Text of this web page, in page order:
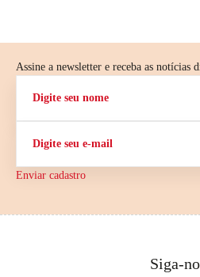
Assine a newsletter e receba as notícias
Enviar cadastro
Siga-